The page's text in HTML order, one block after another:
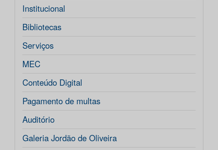
Institucional
Bibliotecas
Serviços
MEC
Conteúdo Digital
Pagamento de multas
Auditório
Galeria Jordão de Oliveira